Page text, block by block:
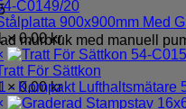
900x900mm Med
× 0,00kr
För Sättkon
× 0,00kr
murbruk med manuell